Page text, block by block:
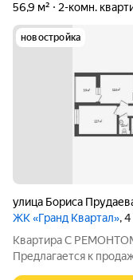
56,9 м² 2-комн.
новостройка
улица Бориса
ЖК «Гранд Квартал»,
Квартира С РЕМОНТОМ! Малоэтажная секция !
Предлагается к